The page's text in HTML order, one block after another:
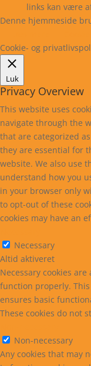
links kan være
Denne hjemmeside
Cookie- og
Luk
Privacy Overview
This website uses
navigate through the
that are categorized
they are essential for
website. We also use
understand how you
in your browser only
to opt-out of these
cookies may have an
Necessary
Altid aktiveret
Necessary cookies
function properly.
ensures basic
These cookies do not
Non-necessary
Any cookies that may